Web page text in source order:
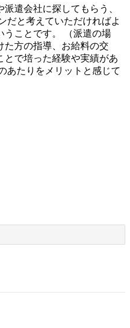
遣会社に探してもらう、
だと考えていただければよ
うことです。 （派遣の場
た方の指導、お給料の交
とで培った経験や実績があ
あたりをメリットと感じて